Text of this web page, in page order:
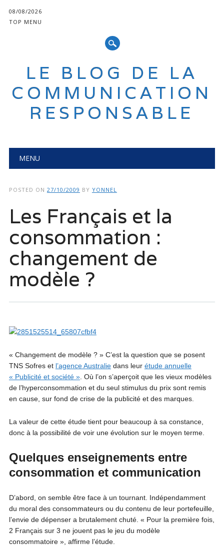
08/08/2026
TOP MENU
LE BLOG DE LA
COMMUNICATION
RESPONSABLE
Main menu
MENU
POSTED ON 27/10/2009 BY YONNEL
Les Français et la
consommation :
changement de
modèle ?
« Changement de modèle ? » C’est la question que se posent
TNS Sofres et l’agence Australiedans leur étude annuelle
« Publicité et société ». Où l’on s’aperçoit que les vieux modèles
de l’hyperconsommation et du seul stimulus du prix sont remis
en cause, sur fond de crise de la publicité et des marques.
La valeur de cette étude tient pour beaucoup à sa constance,
donc à la possibilité de voir une évolution sur le moyen terme.
Quelques enseignements entre
consommation et communication
D’abord, on semble être face à un tournant. Indépendamment
du moral des consommateurs ou du contenu de leur portefeuille,
l’envie de dépenser a brutalement chuté. « Pour la première fois,
2 Français sur 3 ne jouent pas le jeu du modèle
consommatoire », affirme l’étude.